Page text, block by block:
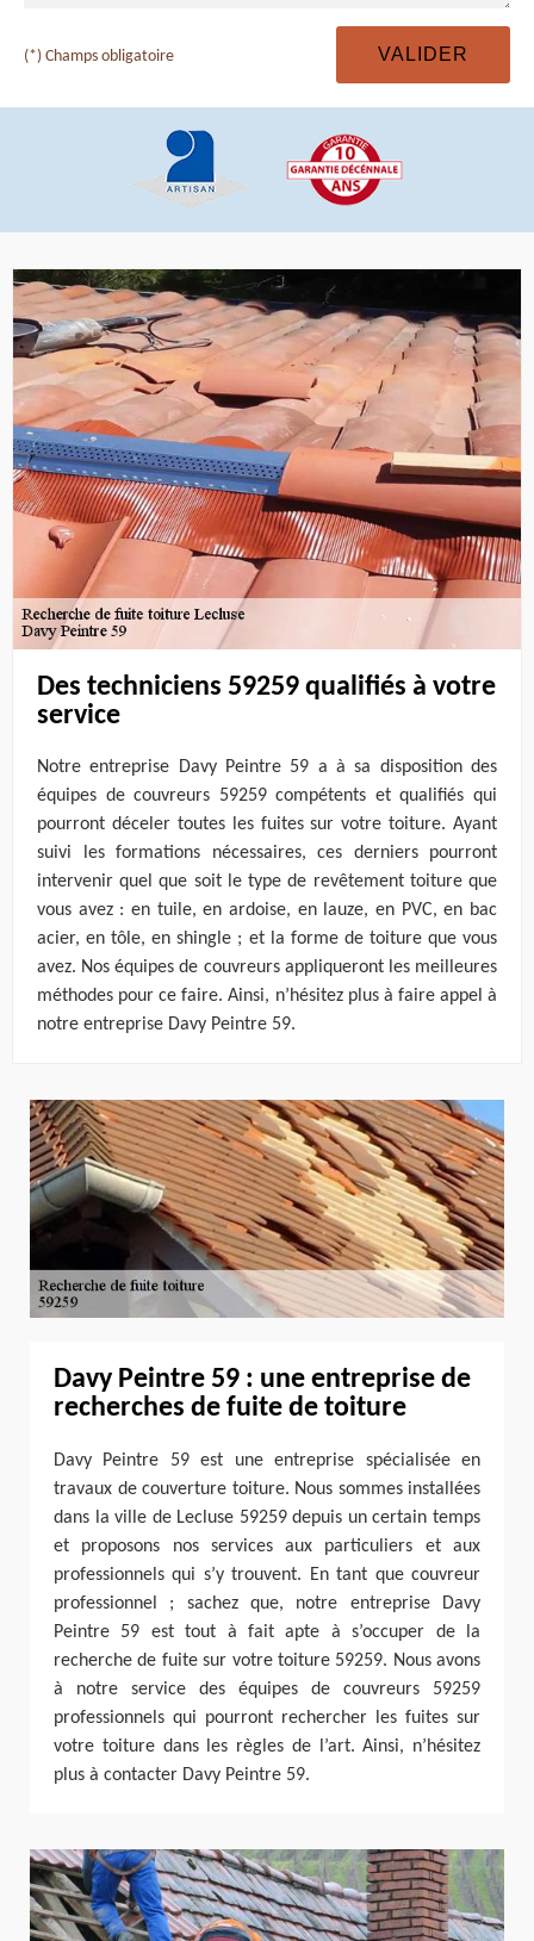
(*) Champs obligatoire
Des techniciens 59259 qualifiés à votre
service
Notre entreprise Davy Peintre 59 a à sa disposition des
équipes de couvreurs 59259 compétents et qualifiés qui
pourront déceler toutes les fuites sur votre toiture. Ayant
suivi les formations nécessaires, ces derniers pourront
intervenir quel que soit le type de revêtement toiture que
vous avez : en tuile, en ardoise, en lauze, en PVC, en bac
acier, en tôle, en shingle ; et la forme de toiture que vous
avez. Nos équipes de couvreurs appliqueront les meilleures
méthodes pour ce faire. Ainsi, n’hésitez plus à faire appel à
notre entreprise Davy Peintre 59.
Davy Peintre 59 : une entreprise de
recherches de fuite de toiture
Davy Peintre 59 est une entreprise spécialisée en
travaux de couverture toiture. Nous sommes installées
dans la ville de Lecluse 59259 depuis un certain temps
et proposons nos services aux particuliers et aux
professionnels qui s’y trouvent. En tant que couvreur
professionnel ; sachez que, notre entreprise Davy
Peintre 59 est tout à fait apte à s’occuper de la
recherche de fuite sur votre toiture 59259. Nous avons
à notre service des équipes de couvreurs 59259
professionnels qui pourront rechercher les fuites sur
votre toiture dans les règles de l’art. Ainsi, n’hésitez
plus à contacter Davy Peintre 59.